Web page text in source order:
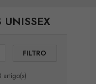
UNISSEX
FILTRO
artigo(s)